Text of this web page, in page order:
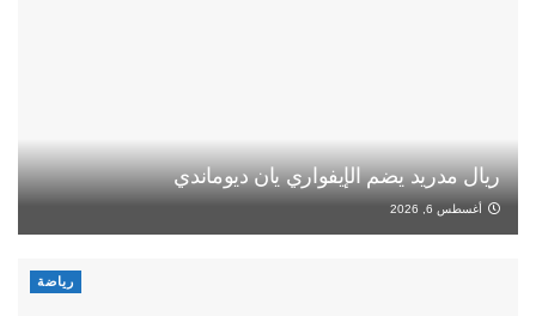
ريال مدريد يضم الإيفواري يان ديوماندي
أغسطس 6, 2026
رياضة